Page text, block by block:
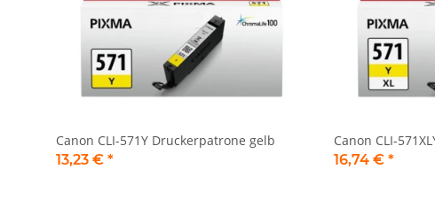
Canon CLI-571Y Druckerpatrone gelb
13,23 € *
Canon CLI-
16,74 € *